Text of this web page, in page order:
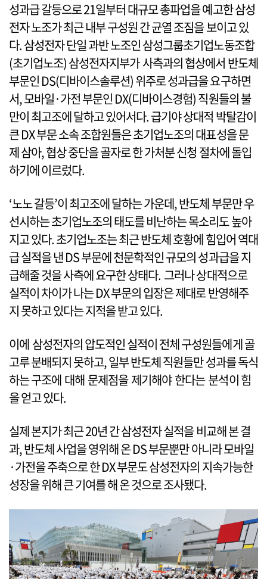
성과급 갈등으로 21일부터 대규모 총파업을 예고한 삼성
전자 노조가 최근 내부 구성원 간 균열 조짐을 보이고 있
다. 삼성전자 단일 과반 노조인 삼성그룹초기업노동조합
(초기업노조) 삼성전자지부가 사측과의 협상에서 반도체
부문인 DS(디바이스솔루션) 위주로 성과급을 요구하면
서, 모바일·가전 부문인 DX(디바이스경험) 직원들의 불
만이 최고조에 달하고 있어서다. 급기야 상대적 박탈감이
큰 DX 부문 소속 조합원들은 초기업노조의 대표성을 문
제 삼아, 협상 중단을 골자로 한 가처분 신청 절차에 돌입
하기에 이르렀다.
‘노노 갈등’이 최고조에 달하는 가운데, 반도체 부문만 우
선시하는 초기업노조의 태도를 비난하는 목소리도 높아
지고 있다. 초기업노조는 최근 반도체 호황에 힘입어 역대
급 실적을 낸 DS 부문에 천문학적인 규모의 성과급을 지
급해줄 것을 사측에 요구한 상태다. 그러나 상대적으로
실적이 차이가 나는 DX 부문의 입장은 제대로 반영해주
지 못하고 있다는 지적을 받고 있다.
이에 삼성전자의 압도적인 실적이 전체 구성원들에게 골
고루 분배되지 못하고, 일부 반도체 직원들만 성과를 독식
하는 구조에 대해 문제점을 제기해야 한다는 분석이 힘
을 얻고 있다.
실제 본지가 최근 20년 간 삼성전자 실적을 비교해 본 결
과, 반도체 사업을 영위해 온 DS 부문뿐만 아니라 모바일
·가전을 주축으로 한 DX 부문도 삼성전자의 지속가능한
성장을 위해 큰 기여를 해 온 것으로 조사됐다.